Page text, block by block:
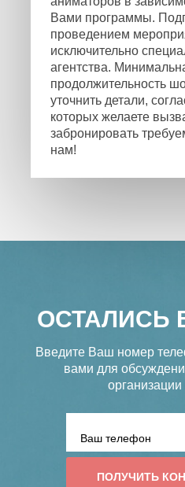
Вами программы.
проведением
исключительно
агентства.
продолжительность
уточнить детали,
которых желаете
забронировать
нам!
ОСТАЛИСЬ
Введите Ваш номер
вами для
организации